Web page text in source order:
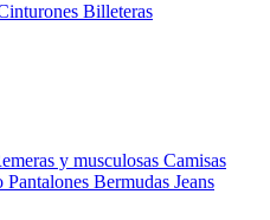
Billeteras
y musculosas Camisas
Pantalones Bermudas Jeans